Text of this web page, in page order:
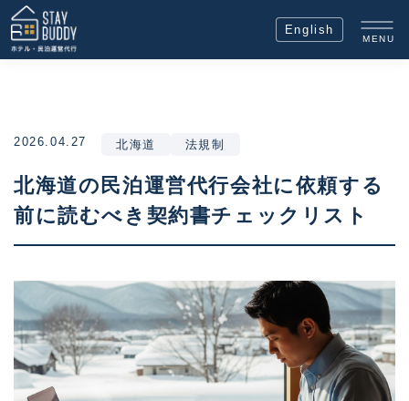
English
MENU
2026.04.27 北海道 法規制
北海道の民泊運営代行会社に依頼する
前に読むべき契約書チェックリスト